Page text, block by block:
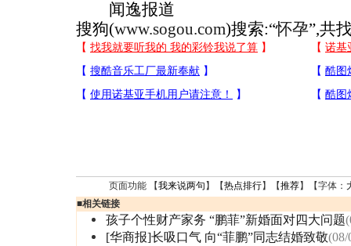
闻逸报道
搜狗(www.sogou.com)搜索:“怀孕”,共
页面功能 【我来说两句 】【热点排行】【推荐】【字体：
■相关链接
孩子个性财产家务 “鹏菲”新婚面对四大问题
[华商报]长吸口气 向“菲鹏”同志结婚致敬(08/